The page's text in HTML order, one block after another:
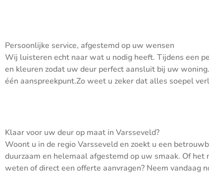
Persoonlijke service, afgestemd op uw wensen
Wij luisteren echt naar wat u nodig heeft. Tijdens een
en kleuren zodat uw deur perfect aansluit bij uw
één aanspreekpunt.Zo weet u zeker dat alles soepel
Klaar voor uw deur op maat in Varsseveld?
Woont u in de regio Varsseveld en zoekt u een
duurzaam en helemaal afgestemd op uw smaak. Of
weten of direct een offerte aanvragen? Neem vandaag